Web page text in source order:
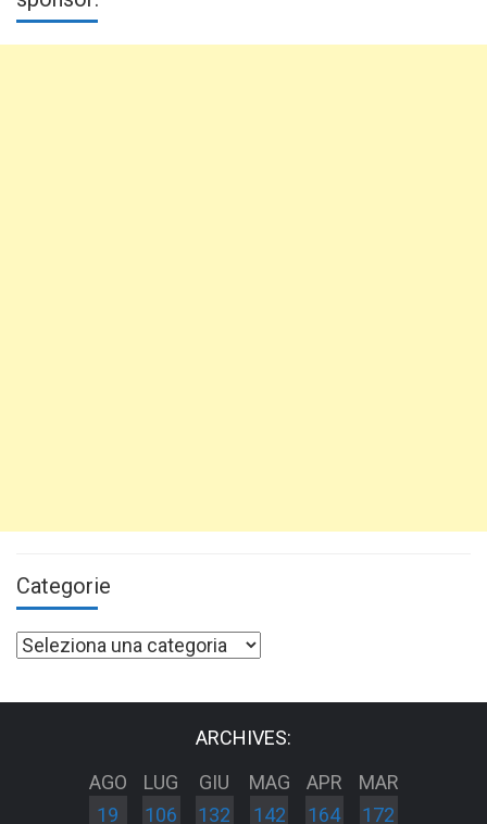
Categorie
Categorie
ARCHIVES:
AGO
19
LUG
106
GIU
132
MAG
142
APR
164
MAR
172